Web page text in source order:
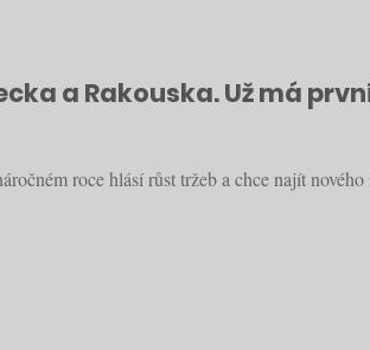
a Rakouska. Už má
roce hlásí růst tržeb a chce najít nového